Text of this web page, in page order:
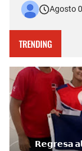
de fundación y
Agosto
TRENDING
𝗥𝗲𝗴𝗿𝗲𝘀𝗮